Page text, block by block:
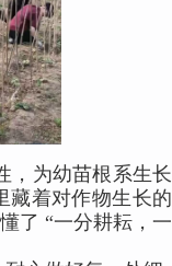
，为幼苗根系生长
藏着对作物生长的
了 “一分耕耘，一